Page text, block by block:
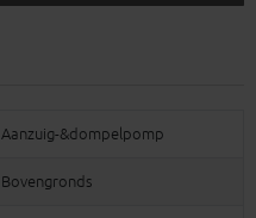
Aanzuig-&dompelpomp
Bovengronds